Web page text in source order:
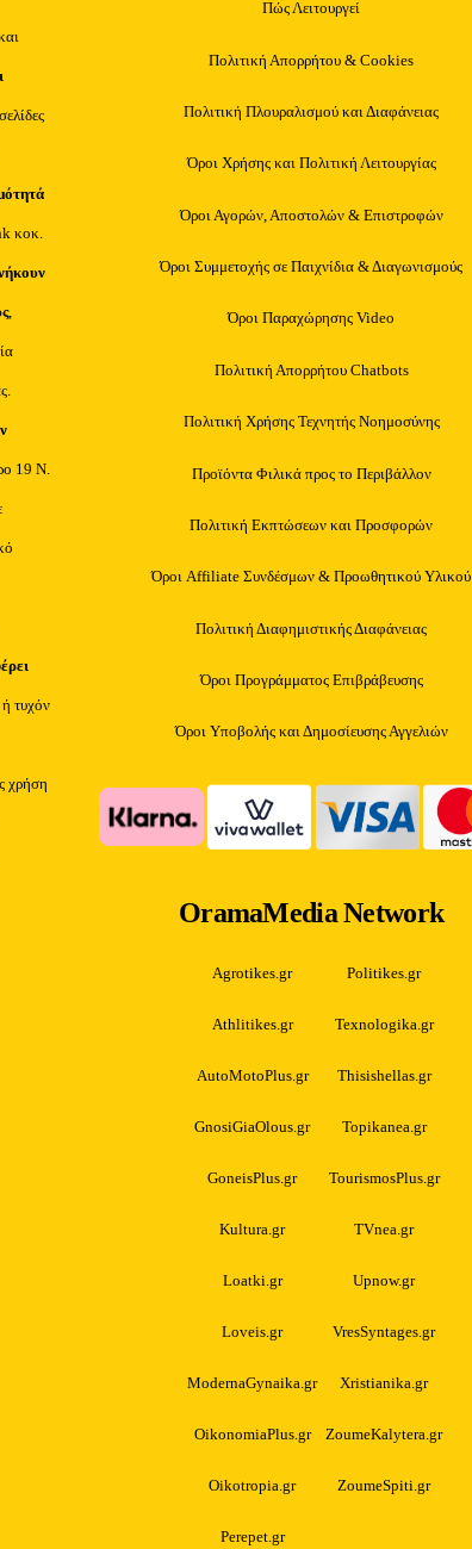
κοκ.
,
19 Ν.
ή τυχόν
χρήση
Πώς Λειτουργεί
Πολιτική Απορρήτου & Cookies
Πολιτική Πλουραλισμού και Διαφάνειας
Όροι Χρήσης και Πολιτική Λειτουργίας
Όροι Αγορών, Αποστολών & Επιστροφών
Όροι Συμμετοχής σε Παιχνίδια & Διαγωνισμούς
Όροι Παραχώρησης Video
Πολιτική Απορρήτου Chatbots
Πολιτική Χρήσης Τεχνητής Νοημοσύνης
Προϊόντα Φιλικά προς το Περιβάλλον
Πολιτική Εκπτώσεων και Προσφορών
Όροι Affiliate Συνδέσμων & Προωθητικού Υλικού
Πολιτική Διαφημιστικής Διαφάνειας
Όροι Προγράμματος Επιβράβευσης
Όροι Υποβολής και Δημοσίευσης Αγγελιών
OramaMedia Network
Agrotikes.gr Politikes.gr
Athlitikes.gr Texnologika.gr
AutoMotoPlus.gr Thisishellas.gr
GnosiGiaOlous.gr Topikanea.gr
GoneisPlus.gr TourismosPlus.gr
Kultura.gr TVnea.gr
Loatki.gr Upnow.gr
Loveis.gr VresSyntages.gr
ModernaGynaika.gr Xristianika.gr
OikonomiaPlus.gr ZoumeKalytera.gr
Oikotropia.gr ZoumeSpiti.gr
Perepet.gr